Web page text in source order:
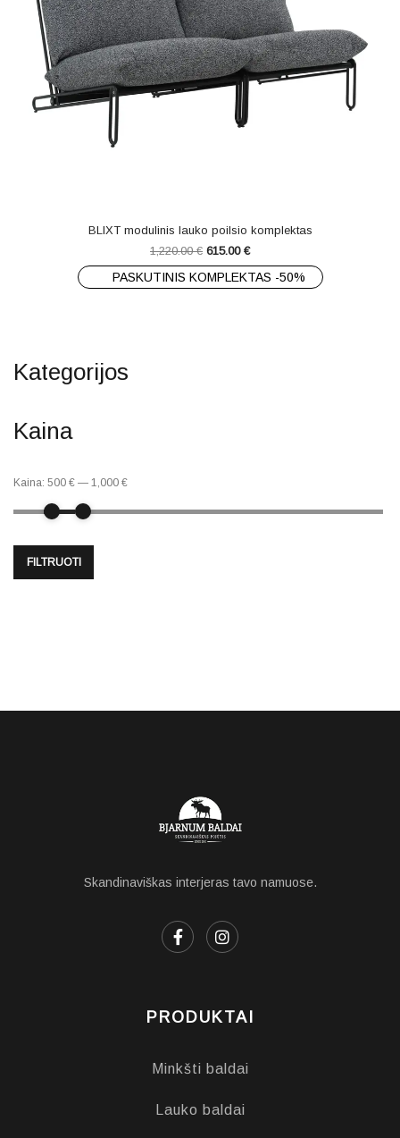
BLIXT modulinis lauko poilsio komplektas
1,220.00€ 615.00 €
PASKUTINIS KOMPLEKTAS -50%
Kategorijos
Kaina
FILTRUOTI
Kaina: 500 € — 1,000 €
Skandinaviškas interjeras tavo namuose.
PRODUKTAI
Minkšti baldai
Lauko baldai